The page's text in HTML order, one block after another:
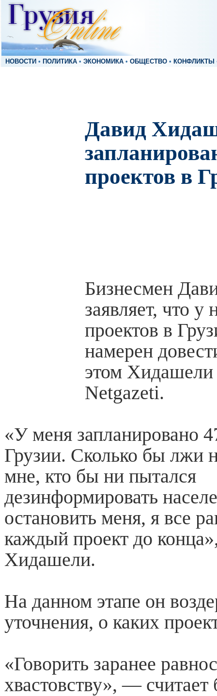
НОВОСТИ • ПОЛИТИКА • ЭКОНОМИКА • ОБЩЕСТВО • КОНФЛИКТЫ
Давид
проектов в
Бизнесмен
заявляет, что у
проектов в
намерен
этом Хидашели
Netgazeti.
«У меня запланировано
Грузии. Сколько бы лжи
мне, кто бы ни пытался
дезинформировать
остановить меня, я все
каждый проект до
Хидашели.
На данном этапе он
уточнения, о каких
«Говорить заранее
хвастовству», — считает